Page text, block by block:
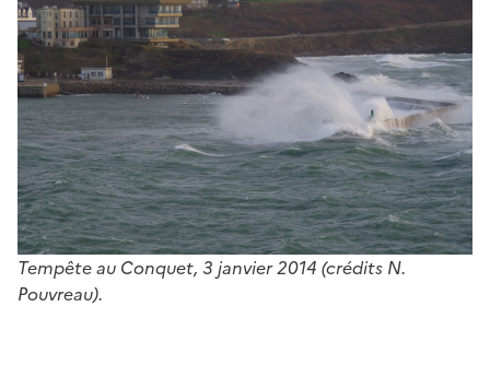
Tempête au Conquet, 3 janvier 2014 (crédits N.
Pouvreau).